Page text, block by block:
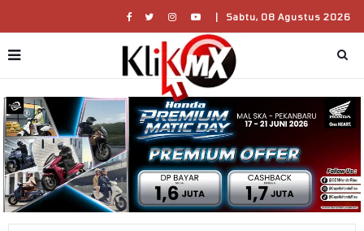
| Sabtu, 08 Agustus 2026